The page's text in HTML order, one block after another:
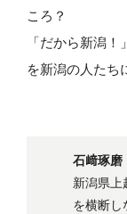
ころ？
「だから新潟
を新潟の人たち
石﨑琢磨
新潟県上
を横断し